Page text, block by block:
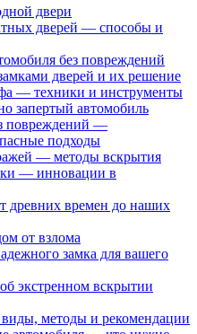
двери
дверей — способы и
без повреждений
дверей и их решение
— техники и инструменты
запертый автомобиль
повреждений —
подходы
— методы вскрытия
— инновации в
древних времен до наших
от взлома
замка для вашего
экстренном вскрытии
методы и рекомендации